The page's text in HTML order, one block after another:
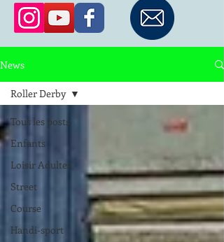
News
Tous les posts
Enfants
Loisir Adultes
Street
Course
Handi-sport
Roller Derby